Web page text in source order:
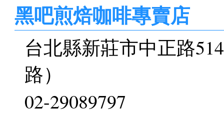
黑吧煎焙咖啡專賣店
台北縣新莊市中正路
路）
02-29089797